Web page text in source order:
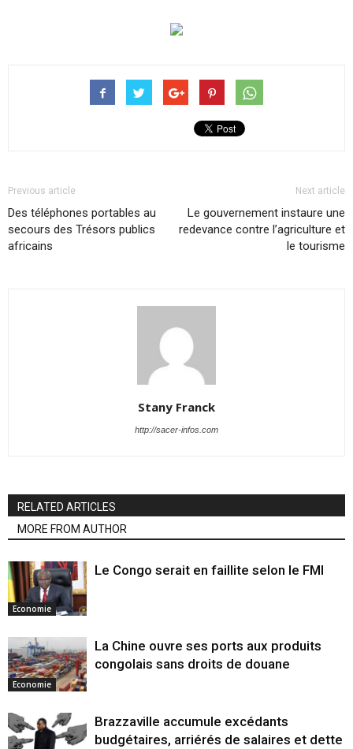
Previous article
Des téléphones portables au
secours des Trésors publics
africains
Next article
Le gouvernement instaure une
redevance contre l’agriculture et
le tourisme
Stany Franck
http://sacer-infos.com
RELATED ARTICLES
MORE FROM AUTHOR
Economie
Le Congo serait en faillite selon le FMI
Economie
La Chine ouvre ses ports aux produits
congolais sans droits de douane
Brazzaville accumule excédants
budgétaires, arriérés de salaires et dette